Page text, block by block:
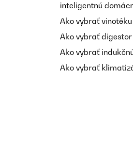
inteligentnú
Ako vybrať vinotéku
Ako vybrať digestor
Ako vybrať
Ako vybrať